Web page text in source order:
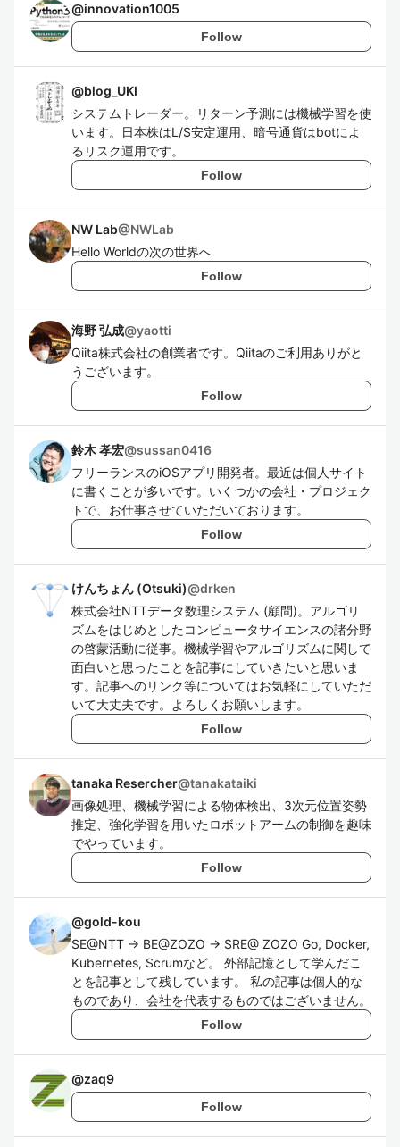
@innovation1005
Follow
@blog_UKI
システムトレーダー。リターン予測には機械学習を使
います。日本株はL/S安定運用、暗号通貨はbotによ
るリスク運用です。
Follow
NW Lab@NWLab
Hello Worldの次の世界へ
Follow
海野 弘成@yaotti
Qiita株式会社の創業者です。Qiitaのご利用ありがと
うございます。
Follow
鈴木 孝宏@sussan0416
フリーランスのiOSアプリ開発者。最近は個人サイト
に書くことが多いです。いくつかの会社・プロジェク
トで、お仕事させていただいております。
Follow
けんちょん (Otsuki)@drken
株式会社NTTデータ数理システム (顧問)。アルゴリ
ズムをはじめとしたコンピュータサイエンスの諸分野
の啓蒙活動に従事。機械学習やアルゴリズムに関して
面白いと思ったことを記事にしていきたいと思いま
す。記事へのリンク等についてはお気軽にしていただ
いて大丈夫です。よろしくお願いします。
Follow
tanaka Resercher@tanakataiki
画像処理、機械学習による物体検出、3次元位置姿勢
推定、強化学習を用いたロボットアームの制御を趣味
でやっています。
Follow
@gold-kou
SE@NTT -> BE@ZOZO -> SRE@ ZOZO Go, Docker,
Kubernetes, Scrumなど。 外部記憶として学んだこ
とを記事として残しています。 私の記事は個人的な
ものであり、会社を代表するものではございません。
Follow
@zaq9
Follow